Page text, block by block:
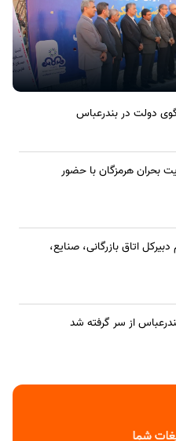
دولت در بندرعباس
بحران هرمزگان با حضور
اتاق بازرگانی، صنایع،
از سر گرفته شد